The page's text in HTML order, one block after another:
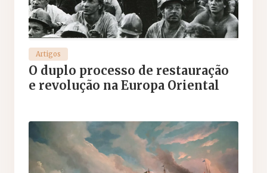
Artigos
O duplo processo de restauração
e revolução na Europa Oriental